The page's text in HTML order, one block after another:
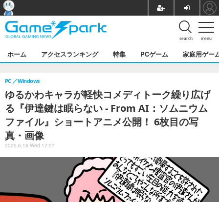
menu
search
ホーム アクセスランキング 特集 PCゲーム 家庭用ゲー
ゆるかわキャラが軽快コメディトーク繰り広げ
る『伊達鍵は眠らない - From AI：ソムニウム
ファイル』ショートアニメ公開！ 6枚目の写
真・画像
PC Windows
2025.6.18 Wed 17:27